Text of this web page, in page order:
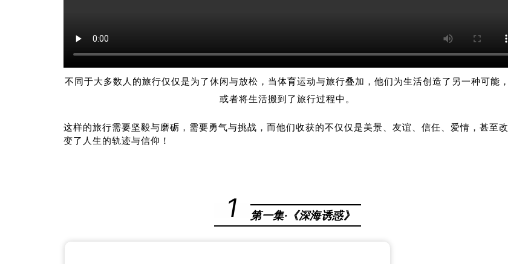
不同于大多数人的旅行仅仅是为了休闲与放松，当体育运动与旅行叠加，他们为生活创造了另一种可能，
或者将生活搬到了旅行过程中。
这样的旅行需要坚毅与磨砺，需要勇气与挑战，而他们收获的不仅仅是美景、友谊、信任、爱情，甚至改
变了人生的轨迹与信仰！
1 第一集·《深海诱惑》